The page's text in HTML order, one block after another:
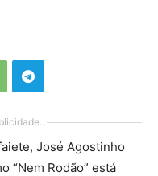
José Agostinho
“Nem Rodão” está